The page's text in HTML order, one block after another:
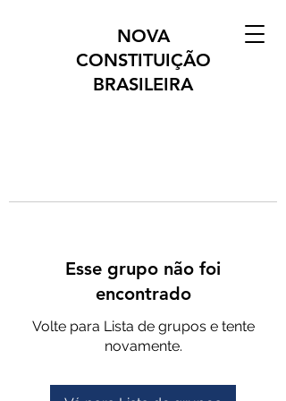
NOVA
CONSTITUIÇÃO
BRASILEIRA
Esse grupo não foi
encontrado
Volte para Lista de grupos e tente
novamente.